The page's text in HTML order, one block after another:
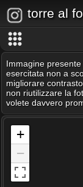
torre al
Immagine
esercitata non a
migliorare
non riutilizzare la
volete davvero
+
−